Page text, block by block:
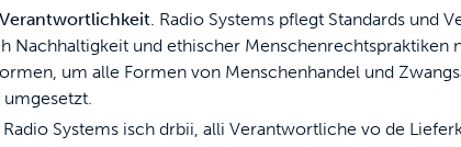
. Radio Systems pflegt Standards und
Nachhaltigkeit und ethischer Menschenrechtspraktiken
um alle Formen von Menschenhandel und
umgesetzt.
Radio Systems isch drbii, alli Verantwortliche vo de